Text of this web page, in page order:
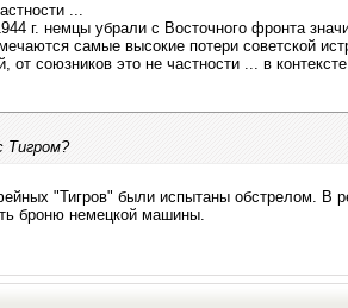
...
г. немцы убрали с Восточного фронта
самые высокие потери советской
союзников это не частности ... в
Тигром?
"Тигров" были испытаны обстрелом.
броню немецкой машины.